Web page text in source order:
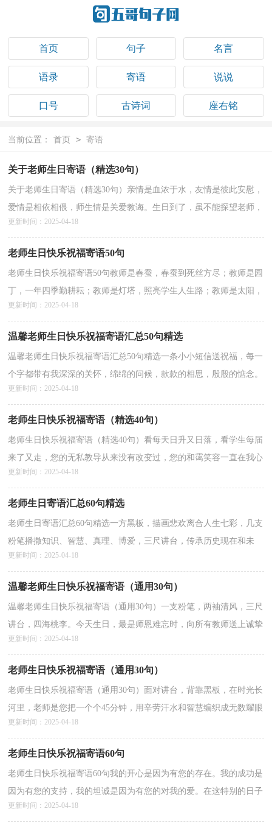
首页 句子 名言
语录 寄语 说说
口号 古诗词 座右铭
祝福语
当前位置： 首页 > 寄语
关于老师生日寄语（精选30句）
关于老师生日寄语（精选30句）亲情是血浓于水，友情是彼此安慰，
爱情是相依相偎，师生情是关爱教诲。生日到了，虽不能探望老师，
但挂念之心常在。愿您生活美满，身体康泰。以下是小编精心整...
更新时间：2025-04-18
老师生日快乐祝福寄语50句
老师生日快乐祝福寄语50句教师是春蚕，春蚕到死丝方尽；教师是园
丁，一年四季勤耕耘；教师是灯塔，照亮学生人生路；教师是太阳，
温暖天下孩子心。祝生日日快乐，万事称心！下文是关于老师生日...
更新时间：2025-04-18
温馨老师生日快乐祝福寄语汇总50句精选
温馨老师生日快乐祝福寄语汇总50句精选一条小小短信送祝福，每一
个字都带有我深深的关怀，绵绵的问候，款款的相思，殷殷的惦念。
愿月夜与快乐结伴，点缀你绚丽多彩的人生，祝你生日快乐...
更新时间：2025-04-18
老师生日快乐祝福寄语（精选40句）
老师生日快乐祝福寄语（精选40句）看每天日升又日落，看学生每届
来了又走，您的无私教导从来没有改变过，您的和霭笑容一直在我心
中，今天是您的生日，祝您生日快乐，健康长寿！以下是小编为各...
更新时间：2025-04-18
老师生日寄语汇总60句精选
老师生日寄语汇总60句精选一方黑板，描画悲欢离合人生七彩，几支
粉笔播撒知识、智慧、真理、博爱，三尺讲台，传承历史现在和未
来。老师，我真诚地祝您生日快乐！下文是小编整理的一些老...
更新时间：2025-04-18
温馨老师生日快乐祝福寄语（通用30句）
温馨老师生日快乐祝福寄语（通用30句）一支粉笔，两袖清风，三尺
讲台，四海桃李。今天生日，最是师恩难忘时，向所有教师送上诚挚
的祝福！生日快乐。下面是小编特意为各位读者准备的温馨老师...
更新时间：2025-04-18
老师生日快乐祝福寄语（通用30句）
老师生日快乐祝福寄语（通用30句）面对讲台，背靠黑板，在时光长
河里，老师是您把一个个45分钟，用辛劳汗水和智慧编织成无数耀眼
的光环！多采人生，师恩难忘！老师生日快乐！下面是小编整理的
更新时间：2025-04-18
老师生日快乐祝福寄语60句
老师生日快乐祝福寄语60句我的开心是因为有您的存在。我的成功是
因为有您的支持，我的坦诚是因为有您的对我的爱。在这特别的日子
里祝您生日愉快！本篇文章是小编搜索整理的老师...
更新时间：2025-04-18